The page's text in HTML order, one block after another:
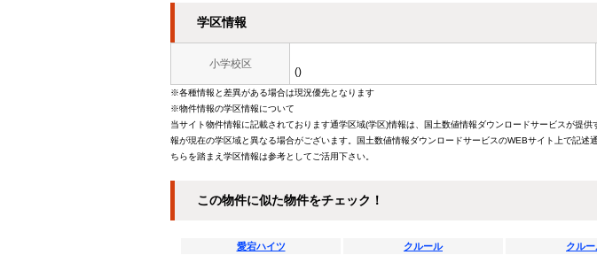
学区情報
小学校区
()
※各種情報と差異がある場合は現況優先となります
※物件情報の学区情報について
当サイト物件情報に記載されております通学区域(学区)情報は、国土数値情報ダウンロードサービスが
報が現在の学区域と異なる場合がございます。国土数値情報ダウンロードサービスのWEBサイト上で記
ちらを踏まえ学区情報は参考としてご活用下さい。
この物件に似た物件をチェック！
愛宕ハイツ クルール クルー